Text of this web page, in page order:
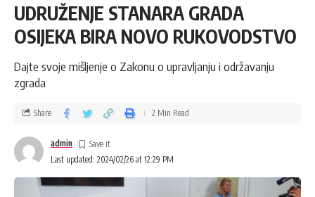
UDRUŽENJE STANARA GRADA
OSIJEKA BIRA NOVO RUKOVODSTVO
Dajte svoje mišljenje o Zakonu o upravljanju i održavanju
zgrada
Last updated: 2024/02/26 at 12:29 PM
admin
Share 2 Min Read